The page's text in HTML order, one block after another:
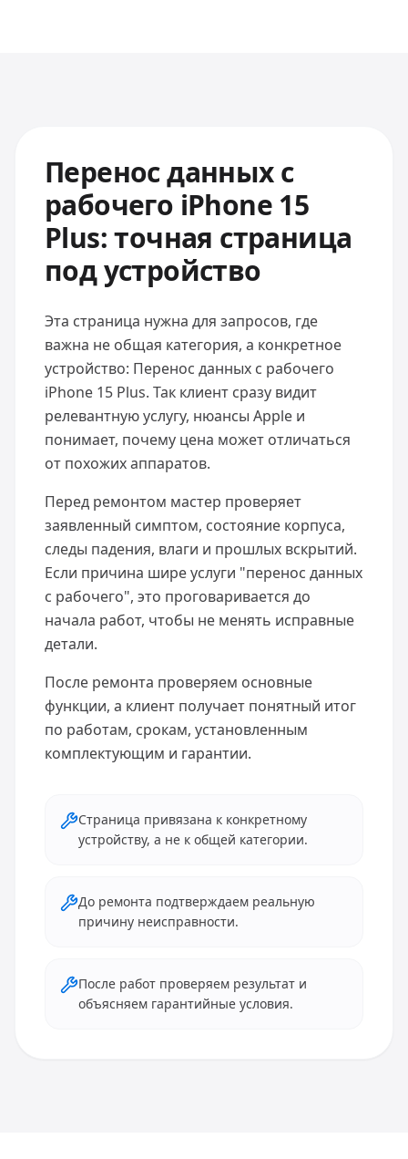
Перенос данных с
рабочего iPhone 15
Plus: точная страница
под устройство
Эта страница нужна для запросов, где
важна не общая категория, а конкретное
устройство: Перенос данных с рабочего
iPhone 15 Plus. Так клиент сразу видит
релевантную услугу, нюансы Apple и
понимает, почему цена может отличаться
от похожих аппаратов.
Перед ремонтом мастер проверяет
заявленный симптом, состояние корпуса,
следы падения, влаги и прошлых вскрытий.
Если причина шире услуги "перенос данных
с рабочего", это проговаривается до
начала работ, чтобы не менять исправные
детали.
После ремонта проверяем основные
функции, а клиент получает понятный итог
по работам, срокам, установленным
комплектующим и гарантии.
Страница привязана к конкретному
устройству, а не к общей категории.
До ремонта подтверждаем реальную
причину неисправности.
После работ проверяем результат и
объясняем гарантийные условия.